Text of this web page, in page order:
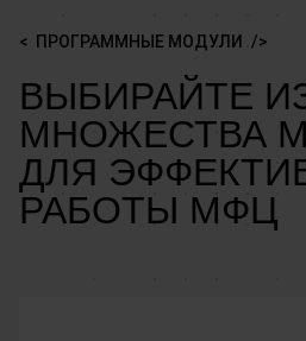
ПРОГРАММНЫЕ МОДУЛИ
ВЫБИРАЙТЕ
МНОЖЕСТВА
ДЛЯ
РАБОТЫ МФЦ